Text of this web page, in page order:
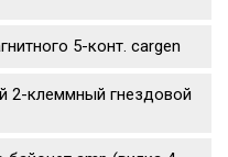
5-конт. cargen
2-клеммный гнездовой